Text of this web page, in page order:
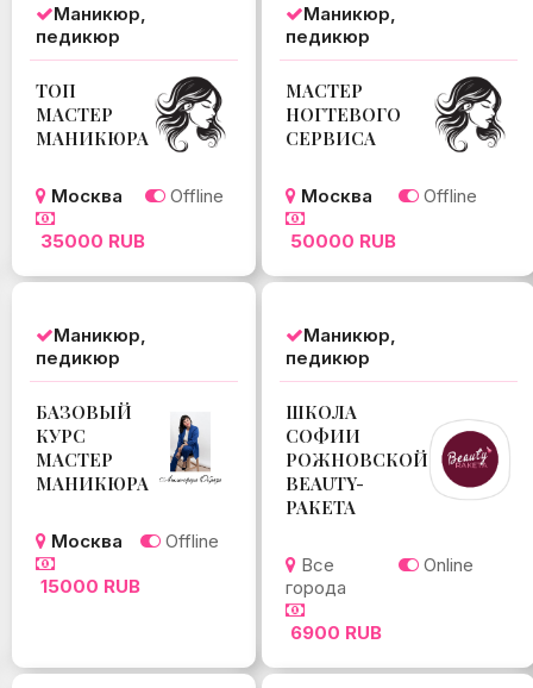
Маникюр,
педикюр
ТОП
МАСТЕР
МАНИКЮРА
Москва
Offline
35000 RUB
Маникюр,
педикюр
МАСТЕР
НОГТЕВОГО
СЕРВИСА
Москва
Offline
50000 RUB
Маникюр,
педикюр
БАЗОВЫЙ
КУРС
МАСТЕР
МАНИКЮРА
Москва
Offline
15000 RUB
Маникюр,
педикюр
ШКОЛА
СОФИИ
РОЖНОВСКОЙ
BEAUTY-
РАКЕТА
Все
города
Online
6900 RUB